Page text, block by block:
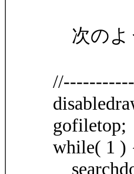
次のよ
gofiletop;
while( 1 )